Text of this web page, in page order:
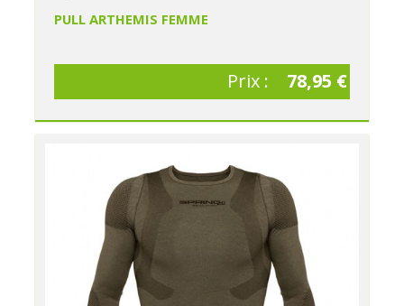
PULL ARTHEMIS FEMME
Prix : 78,95 €